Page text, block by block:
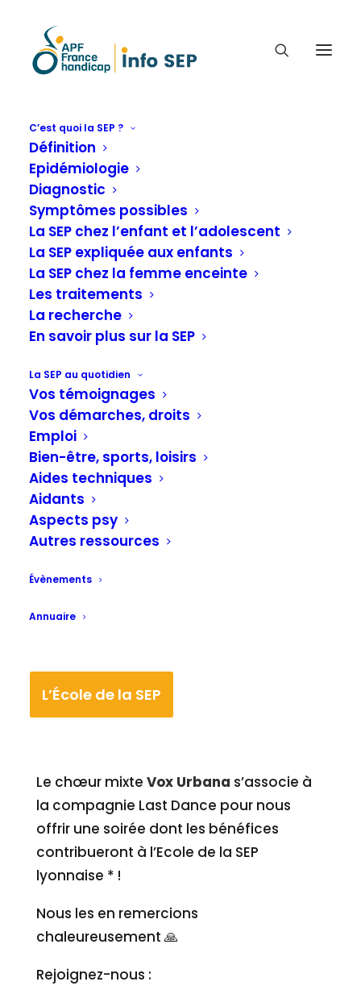
C’est quoi la SEP ?
Définition
Epidémiologie
Diagnostic
Symptômes possibles
La SEP chez l’enfant et l’adolescent
La SEP expliquée aux enfants
La SEP chez la femme enceinte
Les traitements
La recherche
En savoir plus sur la SEP
La SEP au quotidien
Vos témoignages
Vos démarches, droits
Emploi
Bien-être, sports, loisirs
Aides techniques
Aidants
Aspects psy
Autres ressources
Évènements
Annuaire
L’École de la SEP
CONCERT SOLIDAIRE : VOX
URBANA ET LAST DANCE
SOUTIENNENT L'ÉCOLE DE LA
SEP LYONNAISE
Actualités,Dernières actualités
Accueil
Actualités
soutiennent l’École de la SEP lyonnaise
Le chœur mixte Vox Urbana s’associe à
la compagnie Last Dance pour nous
offrir une soirée dont les bénéfices
contribueront à l’Ecole de la SEP
lyonnaise * !
Nous les en remercions
chaleureusement 🙏
Rejoignez-nous :